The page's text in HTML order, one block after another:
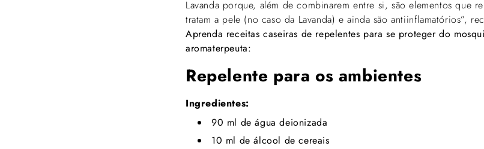
Lavanda porque, além de combinarem entre si, são elementos que
tratam a pele (no caso da Lavanda) e ainda são antiinflamatórios”,
Aprenda receitas caseiras de repelentes para se proteger do
aromaterpeuta:
Repelente para os ambientes
Ingredientes:
90 ml de água deionizada
10 ml de álcool de cereais